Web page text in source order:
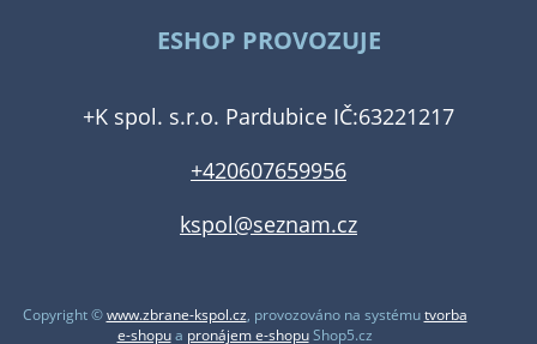
ESHOP PROVOZUJE
+K spol. s.r.o. Pardubice IČ:63221217
+420607659956
kspol@seznam.cz
Copyright ©www.zbrane-kspol.cz, provozováno na systémutvorba
e-shopua pronájem e-shopuShop5.cz